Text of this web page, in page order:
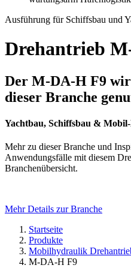
Ausführung für Schiffsbau und
Drehantrieb
Der M-DA-H F9
dieser Branche
Yachtbau, Schiffsbau &
Mehr zu dieser Branche und
Anwendungsfälle mit diesem
Branchenübersicht.
Mehr Details zur Branche
Startseite
Produkte
Mobilhydraulik
M-DA-H F9